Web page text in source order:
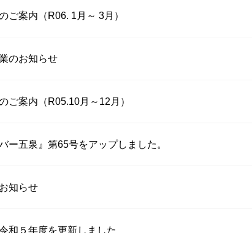
ご案内（R06. 1月～ 3月）
のお知らせ
ご案内（R05.10月～12月）
ー五泉』第65号をアップしました。
知らせ
和５年度を更新しました